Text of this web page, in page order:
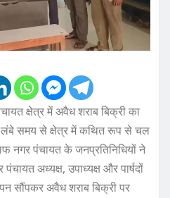
क्षेत्र में अवैध शराब बिक्री का
समय से क्षेत्र में कथित रूप से चल
नगर पंचायत के जनप्रतिनिधियों ने
अध्यक्ष, उपाध्यक्ष और पार्षदों
सौंपकर अवैध शराब बिक्री पर